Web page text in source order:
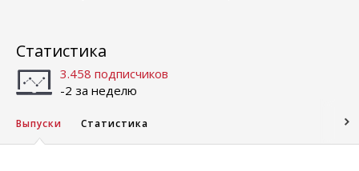
Статистика
3.458 подписчиков
-2 за неделю
Выпуски Статистика